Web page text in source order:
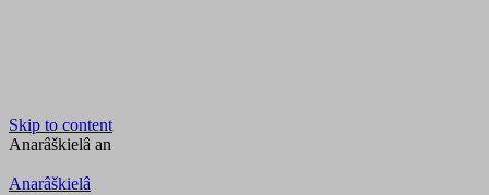
Skip to content
Anarâškielâ an
Anarâškielâ